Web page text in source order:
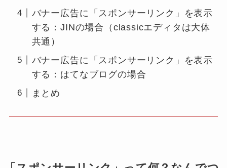
バナー広告に「スポンサーリンク」を表示
する：JINの場合（classicエディタは大体
共通）
バナー広告に「スポンサーリンク」を表示
する：はてなブログの場合
まとめ